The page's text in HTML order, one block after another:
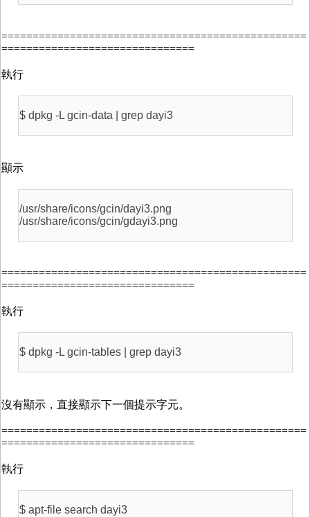
=================================================
===============================
執行
$ dpkg -L gcin-data | grep dayi3
顯示
/usr/share/icons/gcin/dayi3.png
/usr/share/icons/gcin/gdayi3.png
=================================================
===============================
執行
$ dpkg -L gcin-tables | grep dayi3
沒有顯示，直接顯示下一個提示字元。
=================================================
===============================
執行
$ apt-file search dayi3